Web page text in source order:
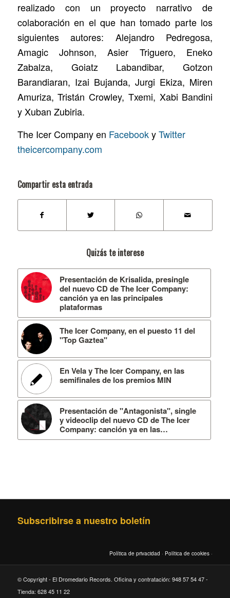
realizado con un proyecto narrativo de
colaboración en el que han tomado parte los
siguientes autores: Alejandro Pedregosa,
Amagic Johnson, Asier Triguero, Eneko
Zabalza, Goiatz Labandibar, Gotzon
Barandiaran, Izai Bujanda, Jurgi Ekiza, Miren
Amuriza, Tristán Crowley, Txemi, Xabi Bandini
y Xuban Zubiria.
The Icer Company en FacebookyTwitter
theicercompany.com
Compartir esta entrada
Quizás te interese
Presentación de Krisalida, presingle
del nuevo CD de The Icer Company:
canción ya en las principales
plataformas
The Icer Company, en el puesto 11 del
"Top Gaztea"
En Vela y The Icer Company, en las
semifinales de los premios MIN
Presentación de "Antagonista", single
y videoclip del nuevo CD de The Icer
Company: canción ya en las…
Subscribirse a nuestro boletín
Política de privacidad · Política de cookies ·
© Copyright - El Dromedario Records. Oficina y contratación: 948 57 54 47 -
Tienda: 628 45 11 22